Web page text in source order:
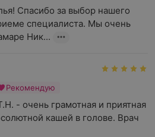
Спасибо за выбор нашего
специалиста. Мы очень
Ник...
Рекомендую
- очень грамотная и приятная
кашей в голове. Врач